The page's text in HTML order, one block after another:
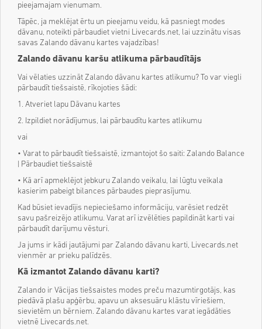
pieejamajam vienumam.
Tāpēc, ja meklējat ērtu un pieejamu veidu, kā pasniegt modes
dāvanu, noteikti pārbaudiet vietni Livecards.net, lai uzzinātu visas
savas Zalando dāvanu kartes vajadzības!
Zalando dāvanu karšu atlikuma pārbaudītājs
Vai vēlaties uzzināt Zalando dāvanu kartes atlikumu? To var viegli
pārbaudīt tiešsaistē, rīkojoties šādi:
1. Atveriet lapu Dāvanu kartes
2. Izpildiet norādījumus, lai pārbaudītu kartes atlikumu
vai
• Varat to pārbaudīt tiešsaistē, izmantojot šo saiti: Zalando Balance
| Pārbaudiet tiešsaistē
• Kā arī apmeklējot jebkuru Zalando veikalu, lai lūgtu veikala
kasierim pabeigt bilances pārbaudes pieprasījumu.
Kad būsiet ievadījis nepieciešamo informāciju, varēsiet redzēt
savu pašreizējo atlikumu. Varat arī izvēlēties papildināt karti vai
pārbaudīt darījumu vēsturi.
Ja jums ir kādi jautājumi par Zalando dāvanu karti, Livecards.net
vienmēr ar prieku palīdzēs.
Kā izmantot Zalando dāvanu karti?
Zalando ir Vācijas tiešsaistes modes preču mazumtirgotājs, kas
piedāvā plašu apģērbu, apavu un aksesuāru klāstu vīriešiem,
sievietēm un bērniem. Zalando dāvanu kartes varat iegādāties
vietnē Livecards.net.